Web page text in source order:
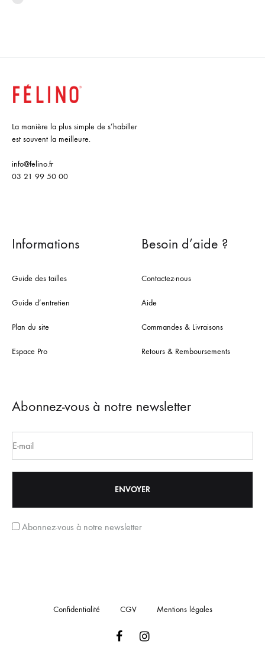
La manière la plus simple de s’habiller
est souvent la meilleure.
info@felino.fr
03 21 99 50 00
Informations
Guide des tailles
Guide d’entretien
Plan du site
Espace Pro
Besoin d’aide ?
Contactez-nous
Aide
Commandes & Livraisons
Retours & Remboursements
Abonnez-vous à notre newsletter
Abonnez-vous à notre newsletter
Confidentialité CGV Mentions légales
FacebookInstagram